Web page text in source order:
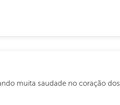
muita saudade no coração dos